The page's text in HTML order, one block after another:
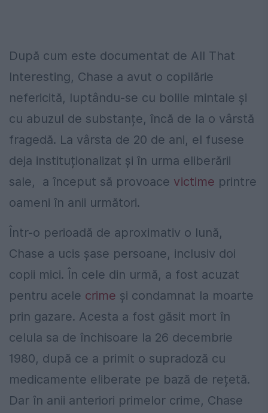
După cum este documentat de All That
Interesting, Chase a avut o copilărie
nefericită, luptându-se cu bolile mintale și
cu abuzul de substanțe, încă de la o vârstă
fragedă. La vârsta de 20 de ani, el fusese
deja instituționalizat și în urma eliberării
sale, a început să provoace victime printre
oameni în anii următori.
Într-o perioadă de aproximativ o lună,
Chase a ucis șase persoane, inclusiv doi
copii mici. În cele din urmă, a fost acuzat
pentru acele crime și condamnat la moarte
prin gazare. Acesta a fost găsit mort în
celula sa de închisoare la 26 decembrie
1980, după ce a primit o supradoză cu
medicamente eliberate pe bază de rețetă.
Dar în anii anteriori primelor crime, Chase